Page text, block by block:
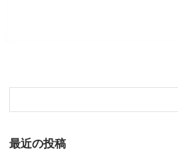
最近の投稿